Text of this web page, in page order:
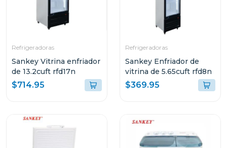
Refrigeradoras
Sankey Vitrina enfriador
de 13.2cuft rfd17n
$714.95
Refrigeradoras
Sankey Enfriador de
vitrina de 5.65cuft rfd8n
$369.95